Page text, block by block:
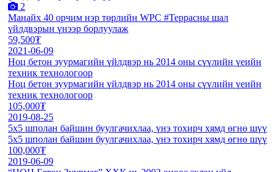
2
Манайх 40 орчим нэр төрлийн WPC #Террасны шал
үйлдвэрын үнээр борлуулаж
59,500₮
2021-06-09
Ноц бетон зуурмагийн үйлдвэр нь 2014 оны сүүлийн үеийн
техник технологоор
Ноц бетон зуурмагийн үйлдвэр нь 2014 оны сүүлийн үеийн
техник технологоор
105,000₮
2019-08-25
5x5 шполан байшин буулгачихлаа, үнэ тохирч хямд өгнө шүү
5x5 шполан байшин буулгачихлаа, үнэ тохирч хямд өгнө шүү
100,000₮
2019-06-09